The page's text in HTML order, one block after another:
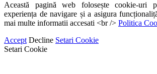
Această pagină web folosește cookie-uri
experiența de navigare și a asigura
mai multe informatii accesati <br /> Politica
Accept Decline Setari Cookie
Setari Cookie